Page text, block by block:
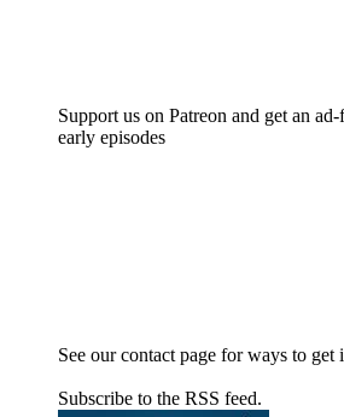
Support us on Patreon and get an
early episodes
See our contact page for ways to get
Subscribe to the RSS feed.